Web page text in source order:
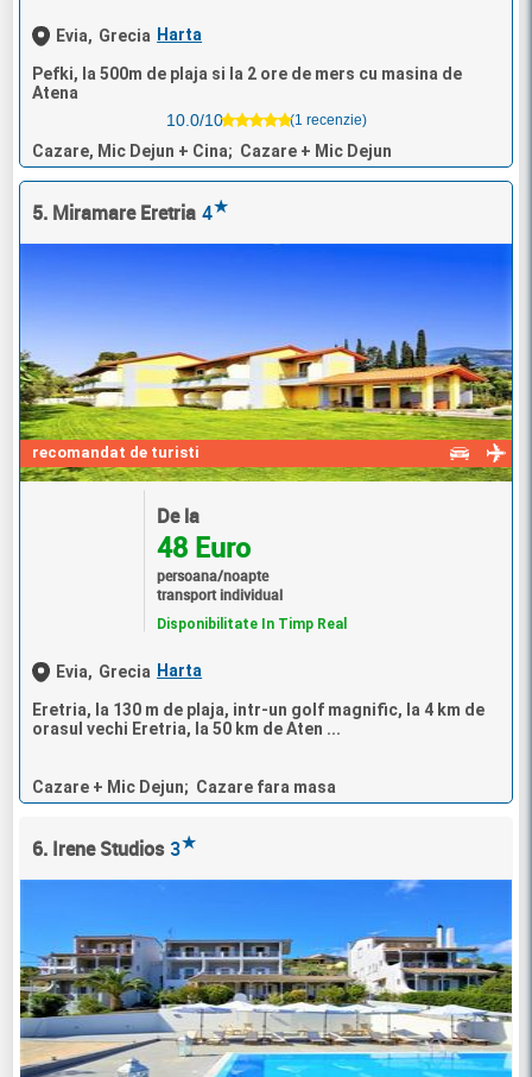
Evia, Grecia Harta
Pefki, la 500m de plaja si la 2 ore de mers cu masina de
Atena
10.0/10
(1 recenzie)
Cazare, Mic Dejun + Cina; Cazare + Mic Dejun
5. Miramare Eretria 4★
recomandat de turisti
De la
48 Euro
persoana/noapte
transport individual
Disponibilitate In Timp Real
Evia, Grecia Harta
Eretria, la 130 m de plaja, intr-un golf magnific, la 4 km de
orasul vechi Eretria, la 50 km de Aten ...
Cazare + Mic Dejun; Cazare fara masa
6. Irene Studios 3★